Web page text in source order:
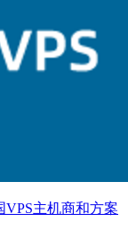
VPS主机商和方案